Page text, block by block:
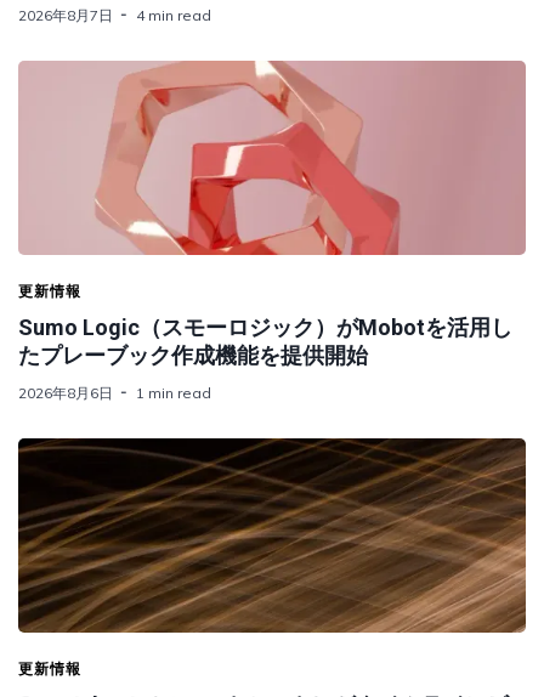
2026年8月7日 4 min read
更新情報
Sumo Logic（スモーロジック）がMobotを活用し
たプレーブック作成機能を提供開始
2026年8月6日 1 min read
更新情報